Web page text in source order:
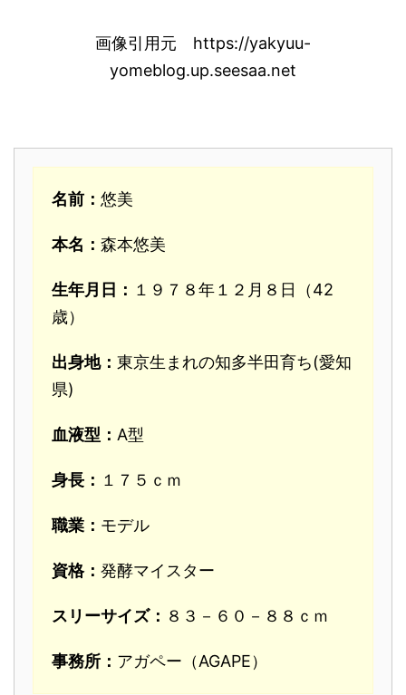
画像引用元 https://yakyuu-
yomeblog.up.seesaa.net
名前： 悠美
本名： 森本悠美
生年月日： １９７８年１２月８日（42
歳）
出身地： 東京生まれの知多半田育ち(愛知
県)
血液型： A型
身長： １７５ｃｍ
職業： モデル
資格： 発酵マイスター
スリーサイズ： ８３－６０－８８ｃｍ
事務所： アガペー（AGAPE）